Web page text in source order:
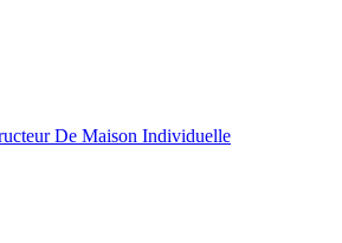
De Maison Individuelle